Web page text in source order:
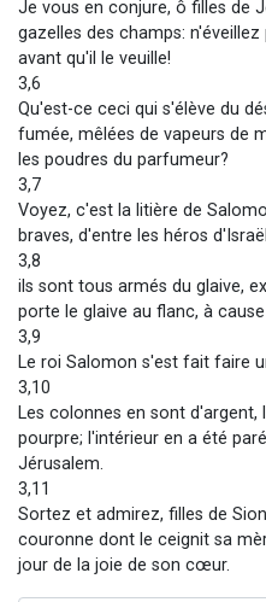
Je vous en conjure, ô filles de
gazelles des champs:
avant qu'il le veuille!
3,6
Qu'est-ce ceci qui s'élève du
fumée, mêlées de vapeurs de
les poudres du parfumeur?
3,7
Voyez, c'est la litière de
braves, d'entre les héros
3,8
ils sont tous armés du glaive,
porte le glaive au flanc, à
3,9
Le roi Salomon s'est fait faire
3,10
Les colonnes en sont d'argent,
pourpre; l'intérieur en a été
Jérusalem.
3,11
Sortez et admirez, filles de
couronne dont le ceignit sa
jour de la joie de son cœur.